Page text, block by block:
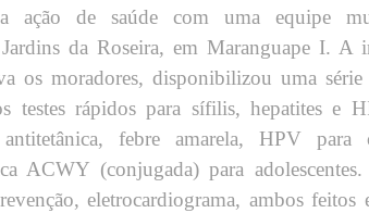
ação de saúde com uma equipe
da Roseira, em Maranguape I. A
os moradores, disponibilizou uma
testes rápidos para sífilis, hepatites e
febre amarela, HPV para
ACWY (conjugada) para
eletrocardiograma, ambos